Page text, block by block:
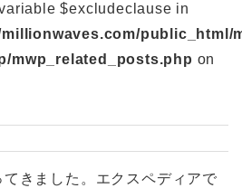
$excludeclause in
public_html/
mwp_related_posts.php on
きました。エクスペディアで